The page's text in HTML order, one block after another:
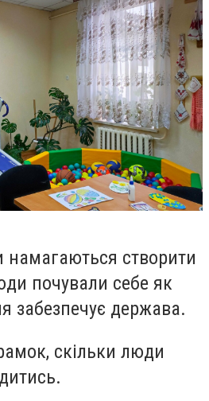
намагаються створити
почували себе як
забезпечує держава.
скільки люди